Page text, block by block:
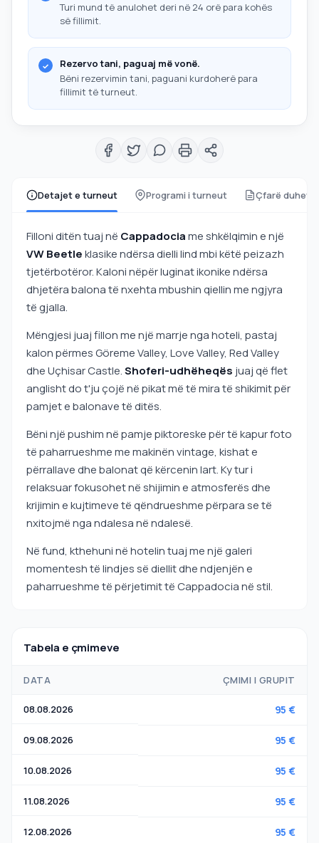
Detajet e turneut Programi i turneut Çfarë duhet
Filloni ditën tuaj në Cappadociame shkëlqimin e një
VW Beetleklasike ndërsa dielli lind mbi këtë peizazh
tjetërbotëror. Kaloni nëpër luginat ikonike ndërsa
dhjetëra balona të nxehta mbushin qiellin me ngjyra
të gjalla.
Mëngjesi juaj fillon me një marrje nga hoteli, pastaj
kalon përmes Göreme Valley, Love Valley, Red Valley
dhe Uçhisar Castle.Shoferi-udhëheqës juaj që flet
anglisht do t'ju çojë në pikat më të mira të shikimit për
pamjet e balonave të ditës.
Bëni një pushim në pamje piktoreske për të kapur foto
të paharrueshme me makinën vintage, kishat e
përrallave dhe balonat që kërcenin lart. Ky tur i
relaksuar fokusohet në shijimin e atmosferës dhe
krijimin e kujtimeve të qëndrueshme përpara se të
nxitojmë nga ndalesa në ndalesë.
Në fund, kthehuni në hotelin tuaj me një galeri
momentesh të lindjes së diellit dhe ndjenjën e
paharrueshme të përjetimit të Cappadocia në stil.
Tabela e çmimeve
DATA ÇMIMI I GRUPIT
08.08.2026 95 €
09.08.2026 95 €
10.08.2026 95 €
11.08.2026 95 €
12.08.2026 95 €
Turi mund të anulohet deri në 24 orë para kohës
së fillimit.
Rezervo tani, paguaj më vonë.
Bëni rezervimin tani, paguani kurdoherë para
fillimit të turneut.